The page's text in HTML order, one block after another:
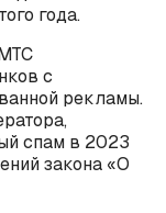
года.
с
рекламы.
спам в 2023
закона «О